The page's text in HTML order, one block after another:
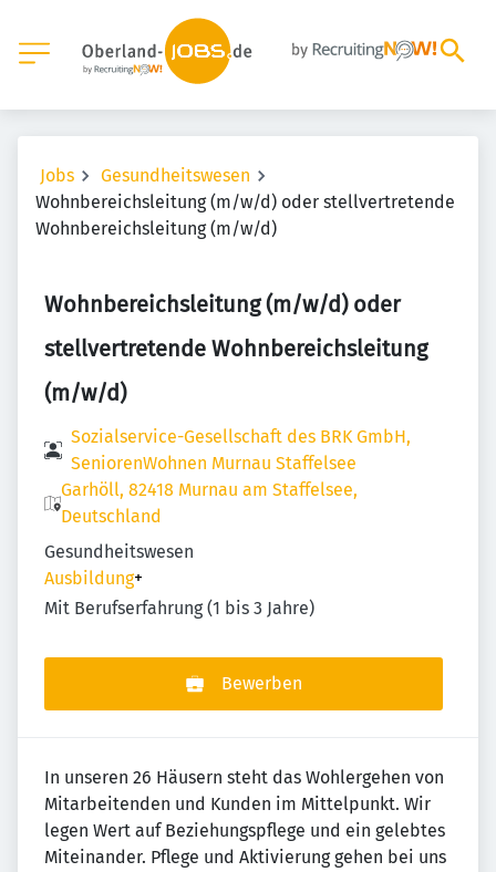
Jobs
Gesundheitswesen
Wohnbereichsleitung (m/w/d) oder stellvertretende
Wohnbereichsleitung (m/w/d)
Wohnbereichsleitung (m/w/d) oder
stellvertretende Wohnbereichsleitung
(m/w/d)
Sozialservice-Gesellschaft des BRK GmbH,
SeniorenWohnen Murnau Staffelsee
Garhöll, 82418 Murnau am Staffelsee,
Deutschland
Gesundheitswesen
Ausbildung+
Mit Berufserfahrung (1 bis 3 Jahre)
Bewerben
In unseren 26 Häusern steht das Wohlergehen von
Mitarbeitenden und Kunden im Mittelpunkt. Wir
legen Wert auf Beziehungspflege und ein gelebtes
Miteinander. Pflege und Aktivierung gehen bei uns